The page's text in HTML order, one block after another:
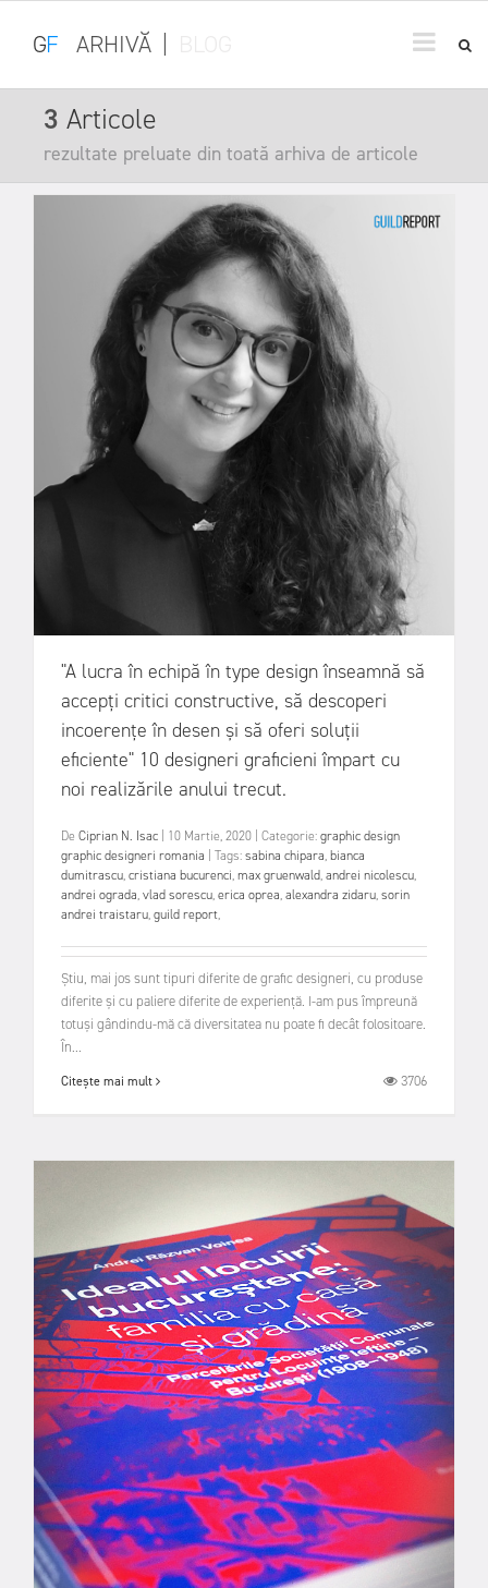
GF ARHIVĂ
3 Articole
rezultate preluate din toată arhiva de articole
"A lucra în echipă în type design înseamnă să
accepți critici constructive, să descoperi
incoerențe în desen și să oferi soluții
eficiente" 10 designeri graficieni împart cu
noi realizările anului trecut.
De Ciprian N. Isac 10 Martie, 2020 Categorie:graphic design
graphic designeri romania
Tags:sabina chipara,bianca
dumitrascu,cristiana bucurenci,max gruenwald,andrei nicolescu,
andrei ograda,vlad sorescu,erica oprea,alexandra zidaru,sorin
andrei traistaru,guild report,
Știu, mai jos sunt tipuri diferite de grafic designeri, cu produse
diferite și cu paliere diferite de experiență. I-am pus împreună
totuși gândindu-mă că diversitatea nu poate fi decât folositoare.
În...
Citește mai mult 3706